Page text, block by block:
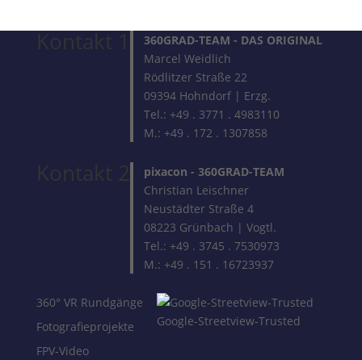
Kontakt 1 360GRAD-TEAM - DAS ORIGINAL
Marcel Weidlich
Rödlitzer Straße 22
09394 Hohndorf | Erzg.
Tel.: +49 . 3771 . 4983110
M.: +49 . 172 . 1307858
Kontakt 2 pixacon - 360GRAD-TEAM
Christian Leischner
Neustädter Straße 4
08223 Grünbach | Vogtl.
Tel.: +49 . 3745 . 7530973
M.: +49 . 151 . 16723937
360° VR Rundgänge
Fotografieprojekte
FPV-Video
Google-Streetview-Trusted